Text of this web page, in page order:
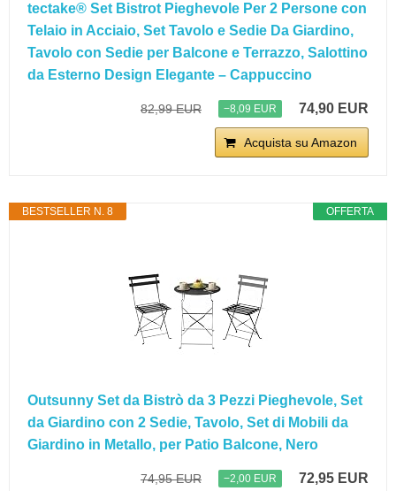
tectake® Set Bistrot Pieghevole Per 2 Persone con
Telaio in Acciaio, Set Tavolo e Sedie Da Giardino,
Tavolo con Sedie per Balcone e Terrazzo, Salottino
da Esterno Design Elegante – Cappuccino
82,99 EUR −8,09 EUR 74,90 EUR
Acquista su Amazon
OFFERTA
BESTSELLER N. 8
Outsunny Set da Bistrò da 3 Pezzi Pieghevole, Set
da Giardino con 2 Sedie, Tavolo, Set di Mobili da
Giardino in Metallo, per Patio Balcone, Nero
74,95 EUR −2,00 EUR 72,95 EUR